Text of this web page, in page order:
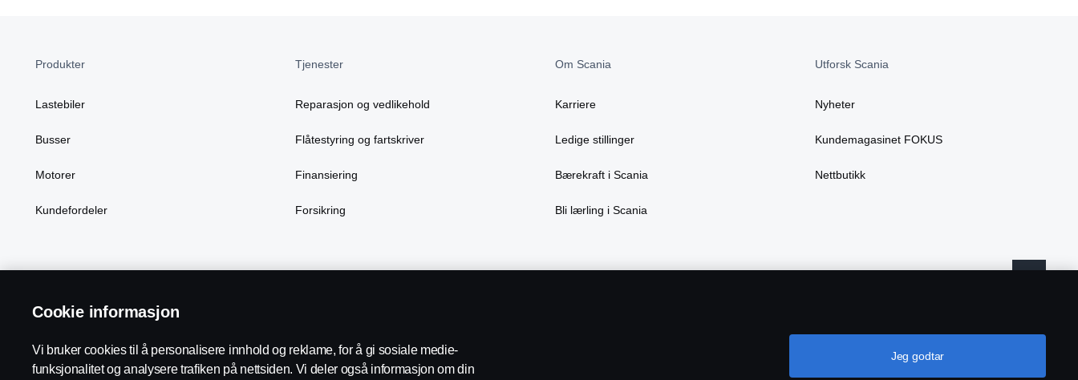
Produkter
Lastebiler
Busser
Motorer
Kundefordeler
Tjenester
Reparasjon og vedlikehold
Flåtestyring og fartskriver
Finansiering
Forsikring
Om Scania
Karriere
Ledige stillinger
Bærekraft i Scania
Bli lærling i Scania
Utforsk Scania
Nyheter
Kundemagasinet FOKUS
Nettbutikk
Cookie informasjon
Vi bruker cookies til å personalisere innhold og reklame, for å gi sosiale medie-
funksjonalitet og analysere trafiken på nettsiden. Vi deler også informasjon om din
Jeg godtar